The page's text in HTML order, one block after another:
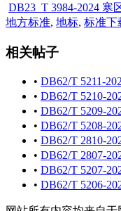
DB23_T 3984-2024
地方标准, 地标, 标准下
相关帖子
• DB62/T 5211-
• DB62/T 5210-
• DB62/T 5209-
• DB62/T 5208-
• DB62/T 2810-
• DB62/T 2807-
• DB62/T 5207-
• DB62/T 5206-